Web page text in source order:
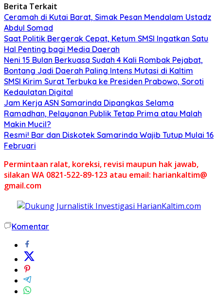
Berita Terkait
Ceramah di Kutai Barat, Simak Pesan Mendalam Ustadz
Abdul Somad
Saat Politik Bergerak Cepat, Ketum SMSI Ingatkan Satu
Hal Penting bagi Media Daerah
Neni 15 Bulan Berkuasa Sudah 4 Kali Rombak Pejabat,
Bontang Jadi Daerah Paling Intens Mutasi di Kaltim
SMSI Kirim Surat Terbuka ke Presiden Prabowo, Soroti
Kedaulatan Digital
Jam Kerja ASN Samarinda Dipangkas Selama
Ramadhan, Pelayanan Publik Tetap Prima atau Malah
Makin Mucil?
Resmi! Bar dan Diskotek Samarinda Wajib Tutup Mulai 16
Februari
Permintaan ralat, koreksi, revisi maupun hak jawab,
silakan WA 0821-522-89-123 atau email: hariankaltim@
gmail.com
Komentar